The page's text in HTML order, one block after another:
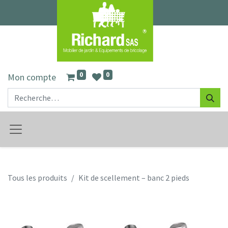
Mon compte 0 0
Tous les produits Kit de scellement – banc 2 pieds